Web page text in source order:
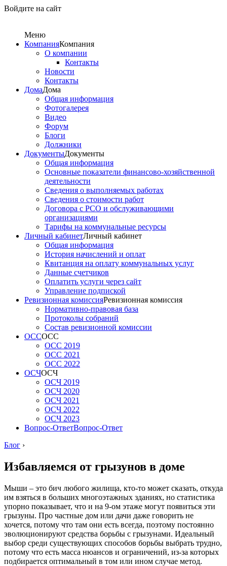
Войдите на сайт
Меню
КомпанияКомпания
О компании
Контакты
Новости
Контакты
ДомаДома
Общая информация
Фотогалерея
Видео
Форум
Блоги
Должники
ДокументыДокументы
Общая информация
Основные показатели финансово-хозяйственной
деятельности
Сведения о выполняемых работах
Сведения о стоимости работ
Договора с РСО и обслуживающими
организациями
Тарифы на коммунальные ресурсы
Личный кабинетЛичный кабинет
Общая информация
История начислений и оплат
Квитанция на оплату коммунальных услуг
Данные счетчиков
Оплатить услуги через сайт
Управление подпиской
Ревизионная комиссияРевизионная комиссия
Нормативно-правовая база
Протоколы собраний
Состав ревизионной комиссии
ОССОСС
ОСС 2019
ОСС 2021
ОСС 2022
ОСЧОСЧ
ОСЧ 2019
ОСЧ 2020
ОСЧ 2021
ОСЧ 2022
ОСЧ 2023
Вопрос-ОтветВопрос-Ответ
Блог ›
Избавляемся от грызунов в доме
Мыши – это бич любого жилища, кто-то может сказать, откуда
им взяться в больших многоэтажных зданиях, но статистика
упорно показывает, что и на 9-ом этаже могут появиться эти
грызуны. Про частные дом или дачи даже говорить не
хочется, потому что там они есть всегда, поэтому постоянно
эволюционируют средства борьбы с грызунами. Идеальный
выбор среди существующих способов борьбы выбрать трудно,
потому что есть масса нюансов и ограничений, из-за которых
подбирается оптимальный в том или ином случае метод.